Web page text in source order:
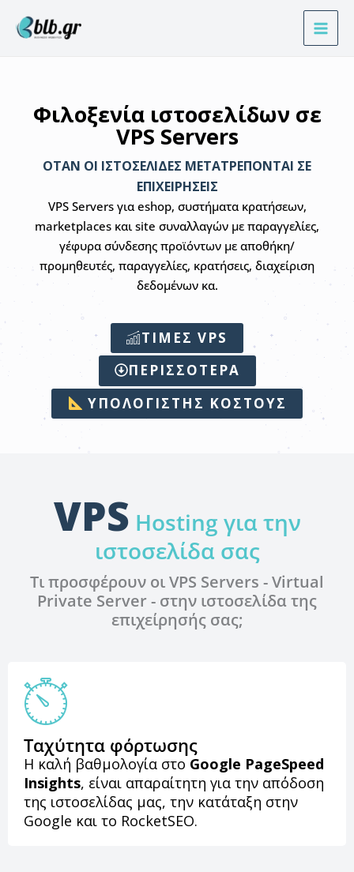
στο
Φιλοξενία ιστοσελίδων σε
VPS Servers
ΌΤΑΝ ΟΙ ΙΣΤΟΣΕΛΊΔΕΣ ΜΕΤΑΤΡΈΠΟΝΤΑΙ ΣΕ
ΕΠΙΧΕΙΡΉΣΕΙΣ
VPS Servers για eshop, συστήματα κρατήσεων,
marketplaces και site συναλλαγών με παραγγελίες,
γέφυρα σύνδεσης προϊόντων με αποθήκη/
προμηθευτές, παραγγελίες, κρατήσεις, διαχείριση
δεδομένων κα.
ΤΙΜΕΣ VPS
ΠΕΡΙΣΣΟΤΕΡΑ
ΥΠΟΛΟΓΙΣΤΉΣ ΚΌΣΤΟΥΣ
VPS Hosting για την
ιστοσελίδα σας
Τι προσφέρουν οι VPS Servers - Virtual
Private Server - στην ιστοσελίδα της
επιχείρησής σας;
Ταχύτητα φόρτωσης
Η καλή βαθμολογία στο Google PageSpeed
Insights, είναι απαραίτητη για την απόδοση
της ιστοσελίδας μας, την κατάταξη στην
Google και το RocketSEO.